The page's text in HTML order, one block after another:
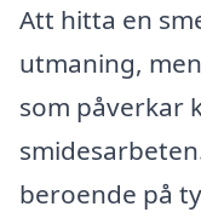
Att hitta en
utmaning,
som påverkar
beroende på